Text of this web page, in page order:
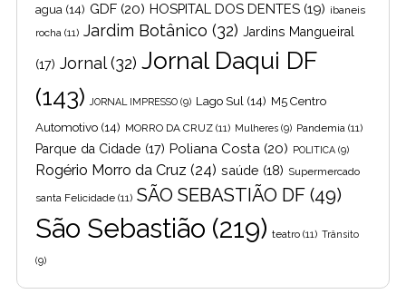
agua (14) GDF (20) HOSPITAL DOS DENTES (19) ibaneis
rocha (11) Jardim Botânico (32) Jardins Mangueiral
(17) Jornal(32) Jornal Daqui DF
(143)
JORNAL IMPRESSO (9) Lago Sul (14) M5 Centro
Automotivo (14) MORRO DA CRUZ (11) Mulheres (9) Pandemia (11)
Parque da Cidade (17) Poliana Costa (20) POLITICA (9)
Rogério Morro da Cruz (24) saúde (18) Supermercado
santa Felicidade (11) SÃO SEBASTIÃO DF (49)
São Sebastião (219) teatro (11) Trânsito
(9)